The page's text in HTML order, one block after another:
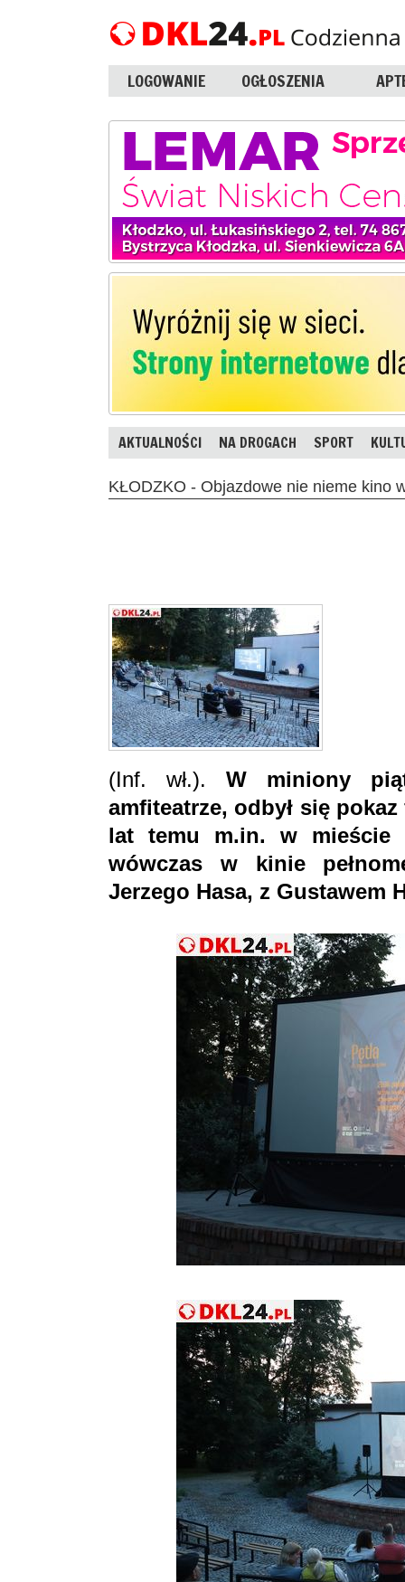
LOGOWANIE OGŁOSZENIA
AKTUALNOŚCI NA DROGACH SPORT
KŁODZKO - Objazdowe nie nieme kino
(Inf. wł.). W miniony
amfiteatrze, odbył się
lat temu m.in. w mieście
wówczas w kinie
Jerzego Hasa, z Gustawem